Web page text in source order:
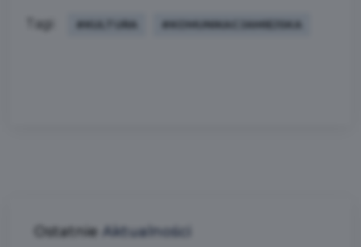
Tagi: #KULTURA #KOMUNIKACJAMIEJSKA
Ostatnie Aktualności